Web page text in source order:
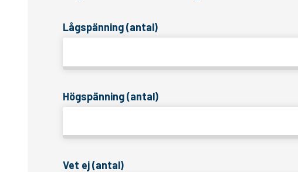
Lågspänning (antal)
Högspänning (antal)
Vet ej (antal)